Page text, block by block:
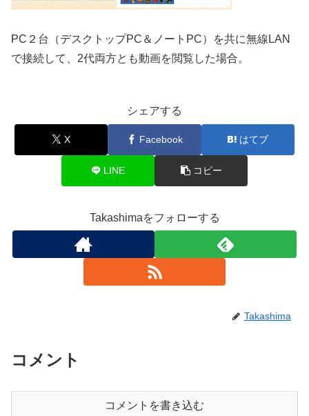
PC２台（デスクトップPC＆ノートPC）を共に無線LAN
で接続して、2代両方とも動画を閲覧した場合。
シェアする
X Facebook はてブ
LINE コピー
Takashimaをフォローする
Takashima
コメント
コメントを書き込む